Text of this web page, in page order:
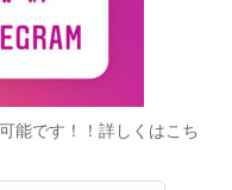
能です！！詳しくはこち